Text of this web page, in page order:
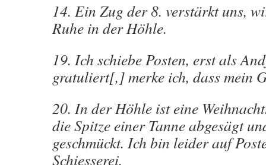
14. Ein Zug der 8. verstärkt uns,
Ruhe in der Höhle.
19. Ich schiebe Posten, erst als
gratuliert[,] merke ich, dass mein
20. In der Höhle ist eine
die Spitze einer Tanne abgesägt
geschmückt. Ich bin leider auf
Schiesserei.